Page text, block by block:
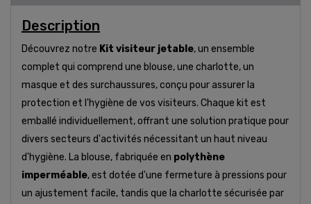
Description
Découvrez notre Kit visiteur jetable, un ensemble
complet qui comprend une blouse, une charlotte, un
masque et des surchaussures, conçu pour assurer la
protection et l'hygiène de vos visiteurs. Chaque kit est
emballé individuellement, offrant une solution pratique pour
divers secteurs d'activités nécessitant un haut niveau
d'hygiène. La blouse, fabriquée en polythène
imperméable, est dotée d'une fermeture à pressions pour
un ajustement facile, tandis que la charlotte sécurisée par